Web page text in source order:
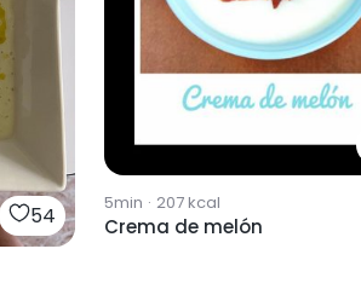
54 5min · 207kcal
Crema de melón